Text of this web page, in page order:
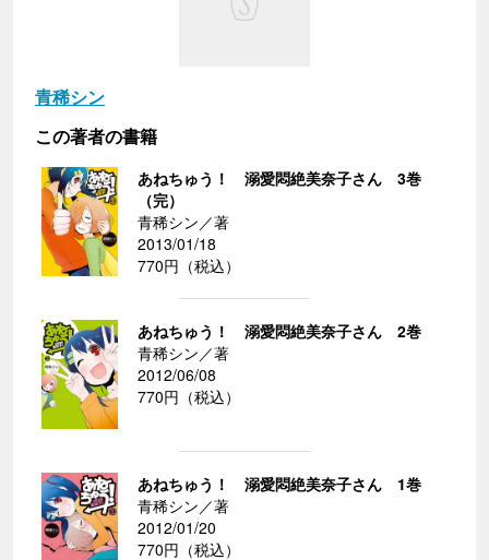
青稀シン
この著者の書籍
あねちゅう！ 溺愛悶絶美奈子さん 3巻
（完）
青稀シン／著
2013/01/18
770円（税込）
あねちゅう！ 溺愛悶絶美奈子さん 2巻
青稀シン／著
2012/06/08
770円（税込）
あねちゅう！ 溺愛悶絶美奈子さん 1巻
青稀シン／著
2012/01/20
770円（税込）